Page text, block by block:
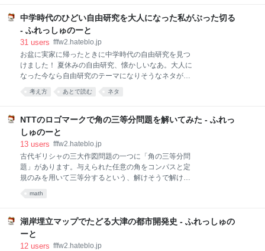
すぐにG
ちろんお安くありません。 「ゼクシィ 結婚トレンド調
査2018調べ」によると、挙式・披露宴に掛かった金額
の全国平均は 357.5万円 。わずか半日の祝宴でいかに
もれず、出費がかさみ、クレジットカードを限度額ま
で使い切ってしまいました。 クレジットカード限度額
の一時増枠期間が終了してしまい、年末でいろいろ入
用なのに利用可能額が０円になってしまった…
中学時代のひどい自由研究を大人になった私がぶった切る
- ふれっしゅのーと
31 users fffw2.hateblo.jp
お盆に実家に帰ったときに中学時代の自由研究を見つ
けました！ 夏休みの自由研究、懐かしいなあ。大人に
なった今なら自由研究のテーマになりそうなネタがぽ
んぽんと浮かびますが、小学校を卒業して間もない15
年前の私はさぞかしテーマ決めに頭を悩ませたことで
です。チョイスが渋い… 錆の何を調べたのかまるでわ
からない「錆の研究」という雑なタイトルですが、は
たしてイオンも知らない中学生の私はちゃんと錆を研
雨ざらしにしてたらさびたことがありました。そこで
僕は水以外のものでもさびるのかと思ったので、この
研究をしようと思いました。この研究でどんな液体が
さびるか。また、さびた液体にはどのような関係があ
錆びる」という現
考え方 あとで読む ネタ
NTTのロゴマークで角の三等分問題を解いてみた - ふれっ
しゅのーと
13 users fffw2.hateblo.jp
古代ギリシャの三大作図問題の一つに「角の三等分問
題」があります。与えられた任意の角をコンパスと定
規のみを用いて三等分するという、解けそうで解けな
ちました。 しかし、コンパスと定規だけでは解けなく
ても、もう一つ身近な「ある図形」を使えば… 角の三
等分問題はいとも簡単に解くことができるのです！！
math
湖岸埋立マップでたどる大津の都市開発史 - ふれっしゅの
ーと
12 users fffw2.hateblo.jp